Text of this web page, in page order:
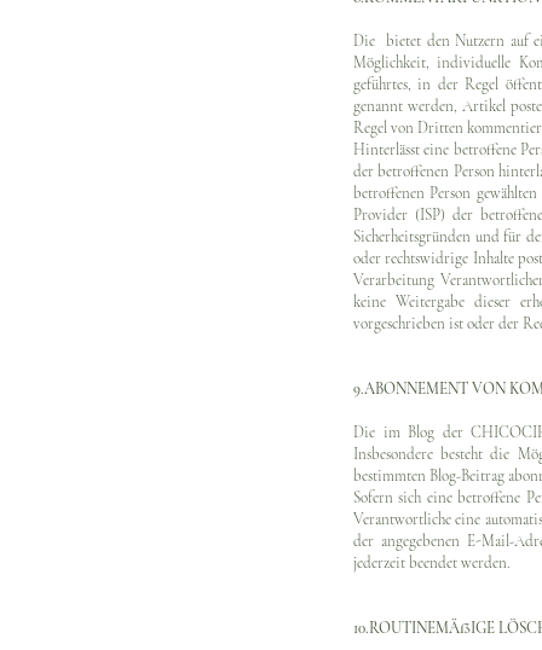
Die bietet den Nutzern auf
Möglichkeit, individuelle
geführtes, in der Regel
genannt werden, Artikel
Regel von Dritten
Hinterlässt eine betroffene
der betroffenen Person
betroffenen Person
Provider (ISP) der
Sicherheitsgründen und für
oder rechtswidrige Inhalte
Verarbeitung
keine Weitergabe dieser
vorgeschrieben ist oder der
9.ABONNEMENT VON
Die im Blog der
Insbesondere besteht die
bestimmten Blog-Beitrag
Sofern sich eine betroffene
Verantwortliche eine
der angegebenen E-Mail-
jederzeit beendet werden.
10.ROUTINEMÄßIGE